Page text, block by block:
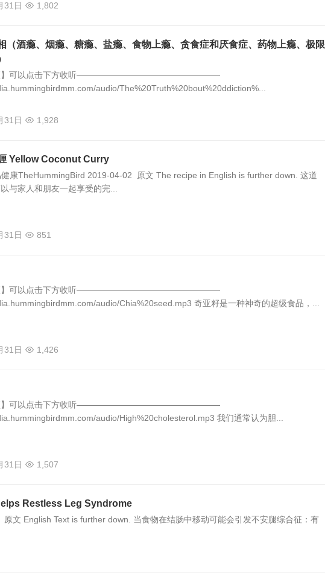
31日 1,802
（酒瘾、烟瘾、糖瘾、盐瘾、食物上瘾、贪食症和厌食症、药物上瘾、极限
频】可以点击下方收听—————————————————
audio/The%20Truth%20bout%20ddiction%...
31日 1,928
Yellow Coconut Curry
康TheHummingBird 2019-04-02 原文 The recipe in English is further down. 这道
与家人和朋友一起享受的完...
31日 851
频】可以点击下方收听—————————————————
audio/Chia%20seed.mp3 奇亚籽是一种神奇的超级食品，...
31日 1,426
频】可以点击下方收听—————————————————
audio/High%20cholesterol.mp3 我们通常认为胆...
31日 1,507
Restless Leg Syndrome
文 English Text is further down. 当食物在结肠中移动可能会引发不安腿综合征：有